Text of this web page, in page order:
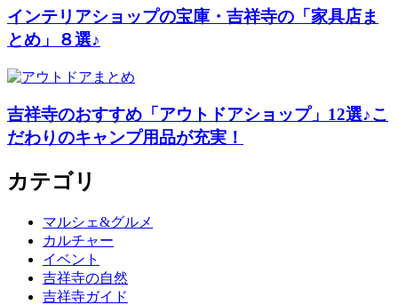
インテリアショップの宝庫・吉祥寺の「家具店ま
とめ」８選♪
吉祥寺のおすすめ「アウトドアショップ」12選♪こ
だわりのキャンプ用品が充実！
カテゴリ
マルシェ&グルメ
カルチャー
イベント
吉祥寺の自然
吉祥寺ガイド